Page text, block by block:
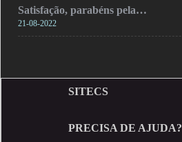
Satisfação, parabéns pela…
21-08-2022
SITECS
PRECISA DE AJUDA?